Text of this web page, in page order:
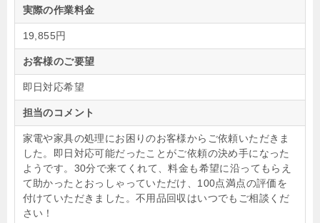
実際の作業料金
19,855円
お客様のご要望
即日対応希望
担当のコメント
家電や家具の処理にお困りのお客様からご依頼いただきま
した。即日対応可能だったことがご依頼の決め手になった
ようです。30分で来てくれて、料金も希望に沿ってもらえ
て助かったとおっしゃっていただけ、100点満点の評価を
付けていただきました。不用品回収はいつでもご相談くだ
さい！